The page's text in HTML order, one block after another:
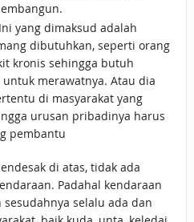
yang dimaksud adalah
dibutuhkan, seperti orang
kronis sehingga butuh
merawatnya. Atau dia
di masyarakat yang
urusan pribadinya harus
pembantu
di atas, tidak ada
Padahal kendaraan